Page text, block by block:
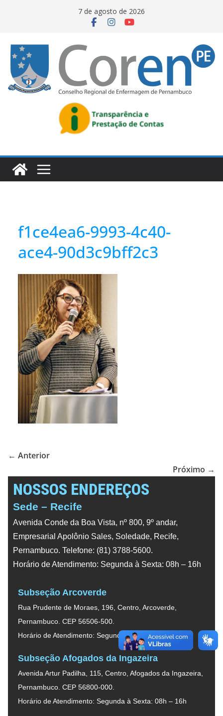
7 de agosto de 2026
f1ce4ea6-9993-4c40-
ace4-90d3c9bff2c3
← Anterior
Próximo →
NOSSOS ENDEREÇOS
Sede – Recife
Avenida Conde da Boa Vista, nº 800, 9º andar,
Empresarial Apolônio Sales, Soledade, Recife,
Pernambuco. Telefone: (81) 3788-5600.
Horário de Atendimento: Segunda à Sexta: 08h – 16h
Subseção Arcoverde
Rua Prudente de Moraes, 196, Centro, Arcoverde,
Pernambuco. CEP 56506-500.
Horário de Atendimento: Segunda à Sexta: 08h – 16h
Subseção Afogados da Ingazeira
Avenida Artur Padilha, 115, Centro, Afogados da Ingazeira,
Pernambuco. CEP 56800-000.
Horário de Atendimento: Segunda à Sexta: 08h – 16h